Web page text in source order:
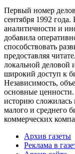
Первый номер
сентября 1992
аналитичности и
добавила
способствовать
предоставляя
локальной деловой
широкий доступ к
Независимость,
основные
историю сложилась
малого и среднего
коммерческих
Архив газеты
Реклама в